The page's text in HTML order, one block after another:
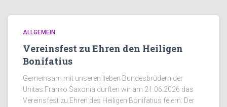
ALLGEMEIN
Vereinsfest zu Ehren den Heiligen
Bonifatius
Gemeinsam mit unseren lieben Bundesbrüdern der
Unitas Franko Saxonia durften wir am 21.06.2026 das
Vereinsfest zu Ehren des Heiligen Bonifatius feiern. Der